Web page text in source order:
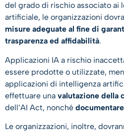
del grado di rischio associato ai
artificiale, le organizzazioni
misure adeguate al fine di
trasparenza ed affidabilità.
Applicazioni IA a rischio
essere prodotte o utilizzate,
applicazioni di intelligenza
effettuare una valutazione della
dell’AI Act, nonché
Le organizzazioni, inoltre,